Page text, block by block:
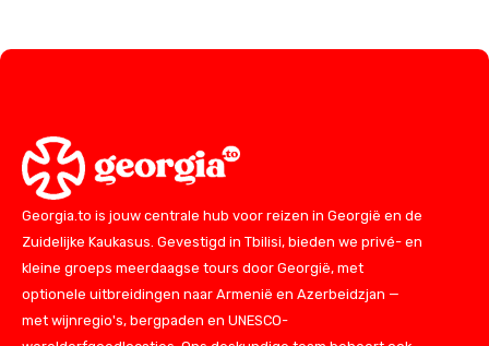
Georgia.to is jouw centrale hub voor reizen in Georgië en de
Zuidelijke Kaukasus. Gevestigd in Tbilisi, bieden we privé- en
kleine groeps meerdaagse tours door Georgië, met
optionele uitbreidingen naar Armenië en Azerbeidzjan —
met wijnregio's, bergpaden en UNESCO-